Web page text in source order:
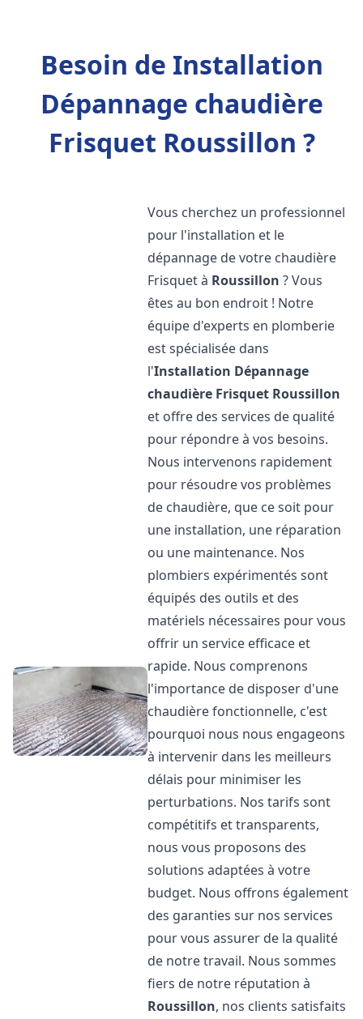
Besoin de Installation
Dépannage chaudière
Frisquet Roussillon ?
Vous cherchez un professionnel
pour l'installation et le
dépannage de votre chaudière
Frisquet à Roussillon ? Vous
êtes au bon endroit ! Notre
équipe d'experts en plomberie
est spécialisée dans
l'Installation Dépannage
chaudière Frisquet Roussillon
et offre des services de qualité
pour répondre à vos besoins.
Nous intervenons rapidement
pour résoudre vos problèmes
de chaudière, que ce soit pour
une installation, une réparation
ou une maintenance. Nos
plombiers expérimentés sont
équipés des outils et des
matériels nécessaires pour vous
offrir un service efficace et
rapide. Nous comprenons
l'importance de disposer d'une
chaudière fonctionnelle, c'est
pourquoi nous nous engageons
à intervenir dans les meilleurs
délais pour minimiser les
perturbations. Nos tarifs sont
compétitifs et transparents,
nous vous proposons des
solutions adaptées à votre
budget. Nous offrons également
des garanties sur nos services
pour vous assurer de la qualité
de notre travail. Nous sommes
fiers de notre réputation à
Roussillon, nos clients satisfaits